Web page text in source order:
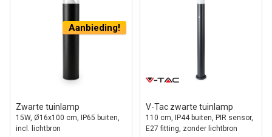
Aanbieding!
Zwarte tuinlamp
15W, Ø16x100 cm, IP65 buiten,
incl. lichtbron
V-Tac zwarte tuinlamp
110 cm, IP44 buiten, PIR sensor,
E27 fitting, zonder lichtbron